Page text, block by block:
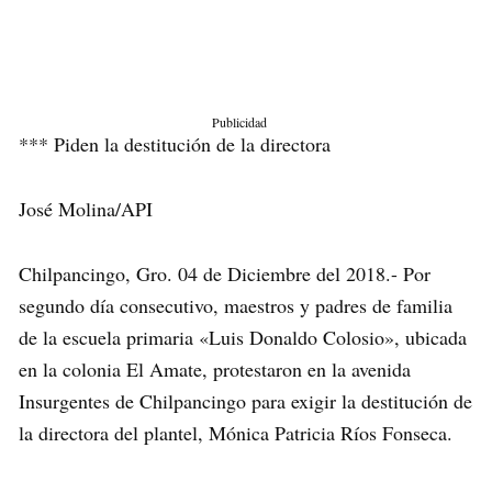
Publicidad
*** Piden la destitución de la directora
José Molina/API
Chilpancingo, Gro. 04 de Diciembre del 2018.- Por
segundo día consecutivo, maestros y padres de familia
de la escuela primaria «Luis Donaldo Colosio», ubicada
en la colonia El Amate, protestaron en la avenida
Insurgentes de Chilpancingo para exigir la destitución de
la directora del plantel, Mónica Patricia Ríos Fonseca.